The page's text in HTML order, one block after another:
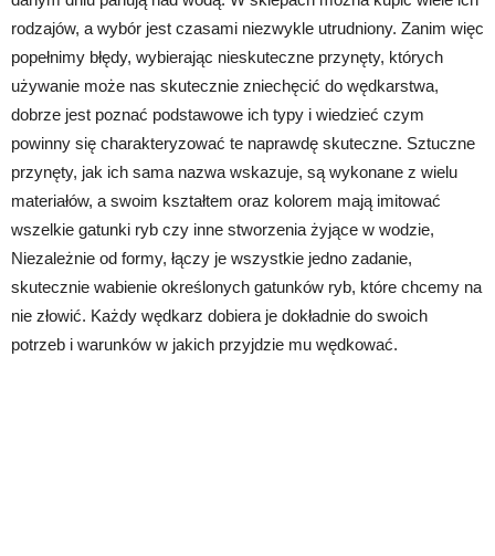
rodzajów, a wybór jest czasami niezwykle utrudniony. Zanim więc
popełnimy błędy, wybierając nieskuteczne przynęty, których
używanie może nas skutecznie zniechęcić do wędkarstwa,
dobrze jest poznać podstawowe ich typy i wiedzieć czym
powinny się charakteryzować te naprawdę skuteczne. Sztuczne
przynęty, jak ich sama nazwa wskazuje, są wykonane z wielu
materiałów, a swoim kształtem oraz kolorem mają imitować
wszelkie gatunki ryb czy inne stworzenia żyjące w wodzie,
Niezależnie od formy, łączy je wszystkie jedno zadanie,
skutecznie wabienie określonych gatunków ryb, które chcemy na
nie złowić. Każdy wędkarz dobiera je dokładnie do swoich
potrzeb i warunków w jakich przyjdzie mu wędkować.